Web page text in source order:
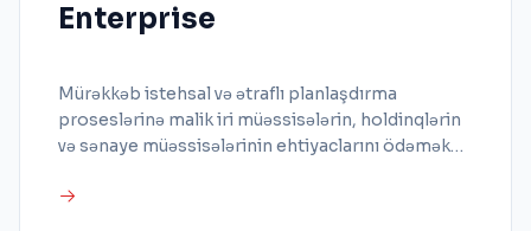
Enterprise
Mürəkkəb istehsal və ətraflı planlaşdırma
proseslərinə malik iri müəssisələrin, holdinqlərin
və sənaye müəssisələrinin ehtiyaclarını ödəmək
Tiger Wings Enterprise, zəngin biznes